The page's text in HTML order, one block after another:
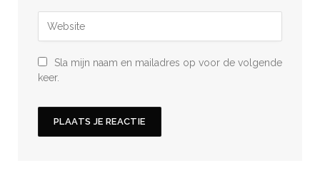
Sla mijn naam en mailadres op voor de volgende
keer.